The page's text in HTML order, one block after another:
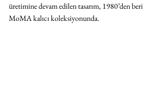
üretimine devam edilen tasarım, 1980’den beri
MoMA kalıcı koleksiyonunda.